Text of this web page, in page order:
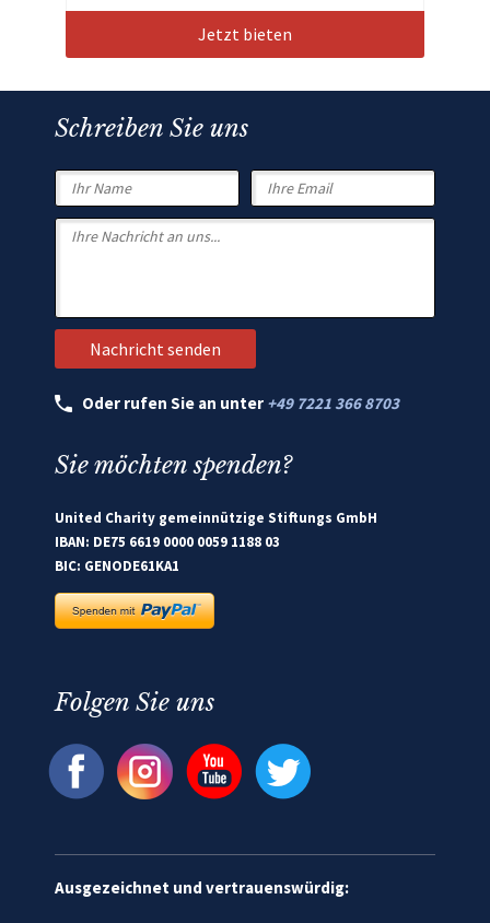
Jetzt bieten
Schreiben Sie uns
Oder rufen Sie an unter +49 7221 366 8703
Sie möchten spenden?
United Charity gemeinnützige Stiftungs GmbH
IBAN: DE75 6619 0000 0059 1188 03
BIC: GENODE61KA1
Folgen Sie uns
Ausgezeichnet und vertrauenswürdig: